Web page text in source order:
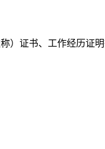
）证书、工作经历证